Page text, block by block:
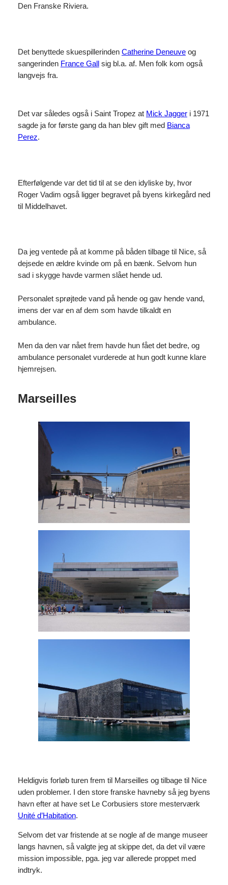
Den Franske Riviera.
Det benyttede skuespillerinden Catherine Deneuveog
sangerinden France Gall
sig bl.a. af. Men folk kom også
langvejs fra.
Det var således også i Saint Tropez at Mick Jaggeri 1971
sagde ja for første gang da han blev gift med Bianca
Perez.
Efterfølgende var det tid til at se den idyliske by, hvor
Roger Vadim også ligger begravet på byens kirkegård ned
til Middelhavet.
Da jeg ventede på at komme på båden tilbage til Nice, så
dejsede en ældre kvinde om på en bænk. Selvom hun
sad i skygge havde varmen slået hende ud.
Personalet sprøjtede vand på hende og gav hende vand,
imens der var en af dem som havde tilkaldt en
ambulance.
Men da den var nået frem havde hun fået det bedre, og
ambulance personalet vurderede at hun godt kunne klare
hjemrejsen.
Marseilles
Heldigvis forløb turen frem til Marseilles og tilbage til Nice
uden problemer. I den store franske havneby så jeg byens
havn efter at have set Le Corbusiers store mesterværk
Unité d’Habitation.
Selvom det var fristende at se nogle af de mange museer
langs havnen, så valgte jeg at skippe det, da det vil være
mission impossible, pga. jeg var allerede proppet med
indtryk.